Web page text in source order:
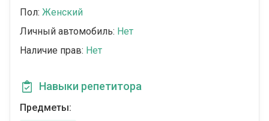
Пол: Женский
Личный автомобиль: Нет
Наличие прав: Нет
Навыки репетитора
Предметы: